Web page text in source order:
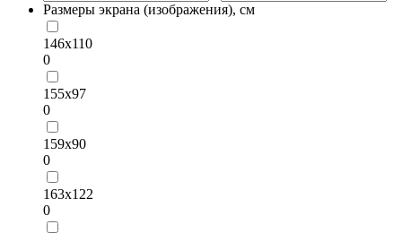
Размеры экрана (изображения), см
146х110
0
155х97
0
159х90
0
163х122
0